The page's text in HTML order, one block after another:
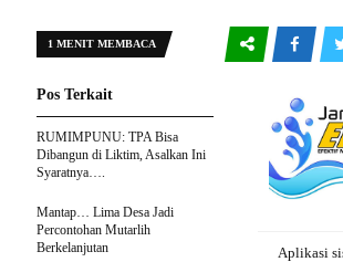
1 MENIT MEMBACA
Aplikasi
Pos Terkait
RUMIMPUNU: TPA Bisa
Dibangun di Liktim, Asalkan Ini
Syaratnya….
Mantap… Lima Desa Jadi
Percontohan Mutarlih
Berkelanjutan